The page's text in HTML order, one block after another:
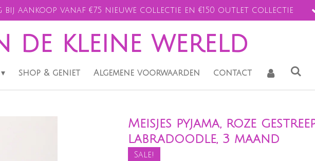
bij aankoop vanaf €75 nieuwe collectie en €150 outlet collectie
de kleine wereld
shop & geniet Algemene voorwaarden contact
Meisjes pyjama, roze
labradoodle, 3 maand
Sale!